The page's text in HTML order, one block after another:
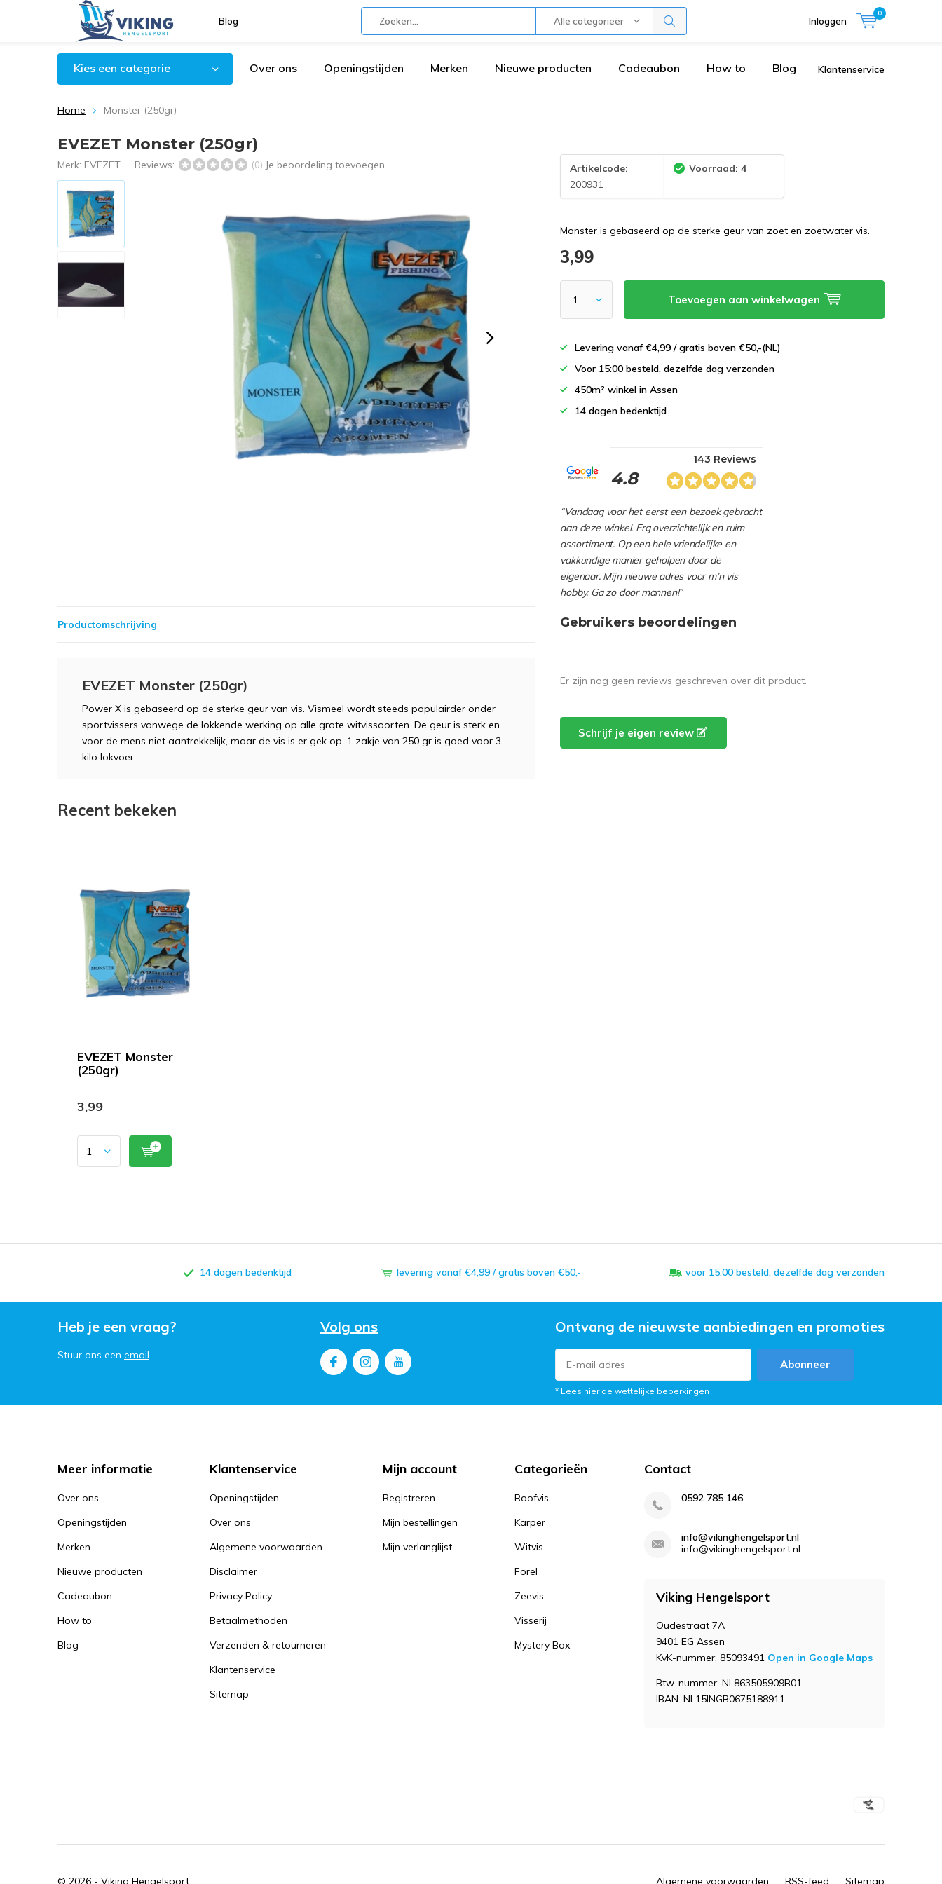
Blog Alle categorieën Inloggen
0
Kies een categorie Over ons Openingstijden Merken Nieuwe producten Cadeaubon How to Blog Klantenservice
Home Monster (250gr)
EVEZET Monster (250gr)
Merk: EVEZET Reviews: (0) Je beoordeling toevoegen
Artikelcode:
200931
Voorraad: 4
Monster is gebaseerd op de sterke geur van zoet en zoetwater vis.
3,99
Toevoegen aan winkelwagen
Levering vanaf €4,99 / gratis boven €50,-(NL)
Voor 15:00 besteld, dezelfde dag verzonden
450m² winkel in Assen
14 dagen bedenktijd
4.8
143 Reviews
“Vandaag voor het eerst een bezoek gebracht
aan deze winkel. Erg overzichtelijk en ruim
assortiment. Op een hele vriendelijke en
vakkundige manier geholpen door de
eigenaar. Mijn nieuwe adres voor m’n vis
hobby. Ga zo door mannen!”
Productomschrijving
EVEZET Monster (250gr)
Power X is gebaseerd op de sterke geur van vis. Vismeel wordt steeds populairder onder
sportvissers vanwege de lokkende werking op alle grote witvissoorten. De geur is sterk en
voor de mens niet aantrekkelijk, maar de vis is er gek op. 1 zakje van 250 gr is goed voor 3
kilo lokvoer.
Gebruikers beoordelingen
Er zijn nog geen reviews geschreven over dit product.
Schrijf je eigen review
Recent bekeken
EVEZET Monster
(250gr)
3,99
14 dagen bedenktijd levering vanaf €4,99 / gratis boven €50,- voor 15:00 besteld, dezelfde dag verzonden
Heb je een vraag?
Stuur ons een email
Volg ons Ontvang de nieuwste aanbiedingen en promoties
Abonneer
* Lees hier de wettelijke beperkingen
Meer informatie
Over ons
Openingstijden
Merken
Nieuwe producten
Cadeaubon
How to
Blog
Klantenservice
Openingstijden
Over ons
Algemene voorwaarden
Disclaimer
Privacy Policy
Betaalmethoden
Verzenden & retourneren
Klantenservice
Sitemap
Mijn account
Registreren
Mijn bestellingen
Mijn verlanglijst
Categorieën
Roofvis
Karper
Witvis
Forel
Zeevis
Visserij
Mystery Box
Contact
0592 785 146
info@vikinghengelsport.nl
info@vikinghengelsport.nl
Viking Hengelsport
Oudestraat 7A
9401 EG Assen
KvK-nummer: 85093491 Open in Google Maps
Btw-nummer: NL863505909B01
IBAN: NL15INGB0675188911
© 2026 - Viking Hengelsport Algemene voorwaarden RSS-feed Sitemap